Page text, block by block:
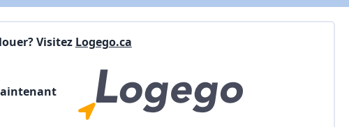
Visitez Logego.ca